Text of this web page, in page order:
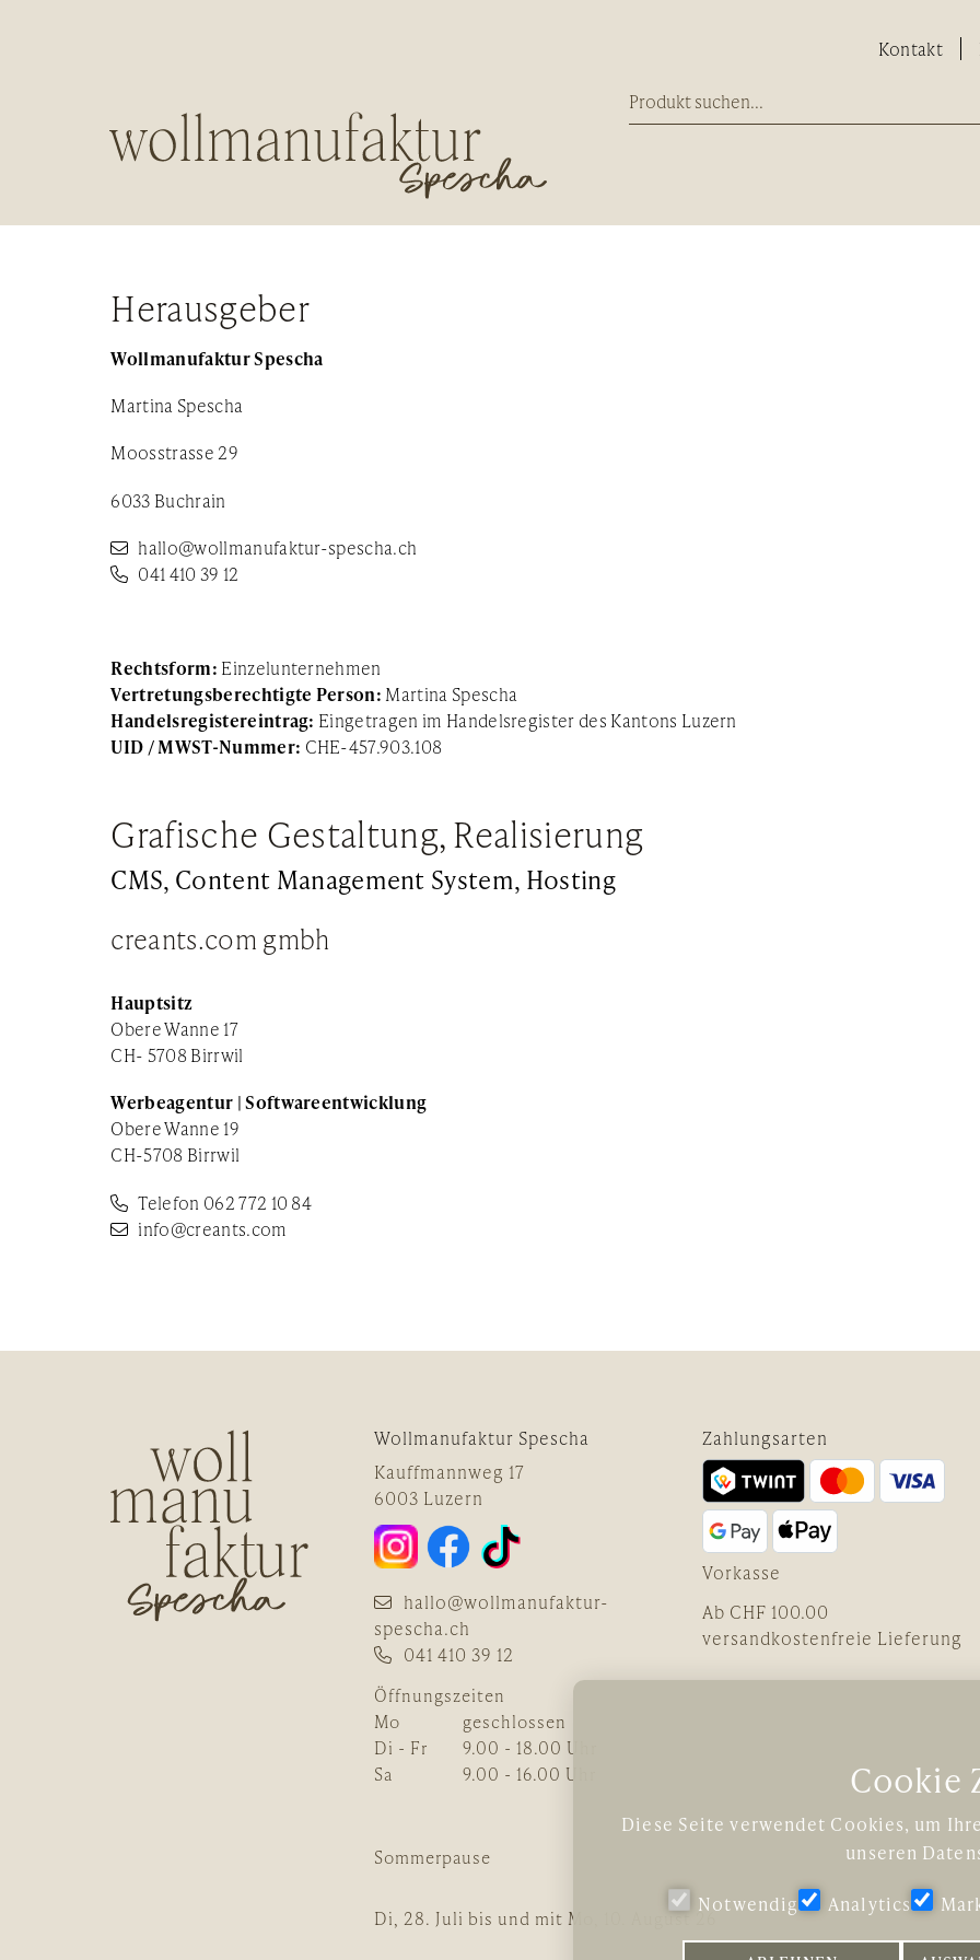
Kontakt
Herausgeber
Wollmanufaktur Spescha
Martina Spescha
Moosstrasse 29
6033 Buchrain
hallo@wollmanufaktur-spescha.ch
041 410 39 12
Rechtsform: Einzelunternehmen
Vertretungsberechtigte Person: Martina Spescha
Handelsregistereintrag: Eingetragen im Handelsregister des Kantons Luzern
UID / MWST-Nummer: CHE-457.903.108
Grafische Gestaltung, Realisierung
CMS, Content Management System, Hosting
creants.com gmbh
Hauptsitz
Obere Wanne 17
CH- 5708 Birrwil
Werbeagentur | Softwareentwicklung
Obere Wanne 19
CH-5708 Birrwil
Telefon 062 772 10 84
info@creants.com
Wollmanufaktur Spescha
Kauffmannweg 17
6003 Luzern
hallo@wollmanufaktur-
spescha.ch
041 410 39 12
Öffnungszeiten
Mo
Di - Fr
Sa
geschlossen
9.00 - 18.00 Uhr
9.00 - 16.00 Uhr
Sommerpause
Di, 28. Juli bis und mit Mo, 10. August 26
Zahlungsarten
Vorkasse
Ab CHF 100.00
versandkostenfreie Lieferung
Cookie
Diese Seite verwendet Cookies, um
unseren
Notwendig Analytics